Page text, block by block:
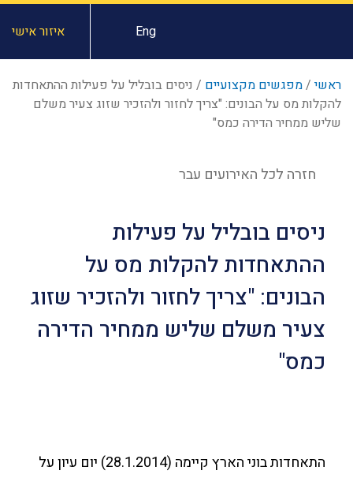
Eng איזור אישי
ראשי /מפגשים מקצועיים / ניסים בובליל על פעילות ההתאחדות
להקלות מס על הבונים: "צריך לחזור ולהזכיר שזוג צעיר משלם
שליש ממחיר הדירה כמס"
חזרה לכל האירועים עבר
ניסים בובליל על פעילות
ההתאחדות להקלות מס על
הבונים: "צריך לחזור ולהזכיר שזוג
צעיר משלם שליש ממחיר הדירה
כמס"
התאחדות בוני הארץ קיימה (28.1.2014) יום עיון על